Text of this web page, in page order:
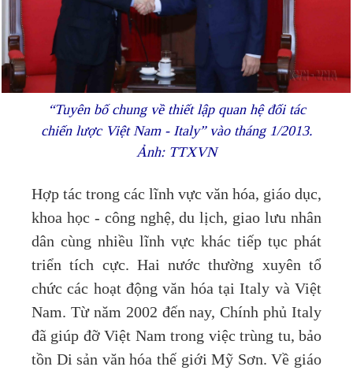
“Tuyên bố chung về thiết lập quan hệ đối tác
chiến lược Việt Nam - Italy” vào tháng 1/2013.
Ảnh: TTXVN
Hợp tác trong các lĩnh vực văn hóa, giáo dục,
khoa học - công nghệ, du lịch, giao lưu nhân
dân cùng nhiều lĩnh vực khác tiếp tục phát
triển tích cực. Hai nước thường xuyên tổ
chức các hoạt động văn hóa tại Italy và Việt
Nam. Từ năm 2002 đến nay, Chính phủ Italy
đã giúp đỡ Việt Nam trong việc trùng tu, bảo
tồn Di sản văn hóa thế giới Mỹ Sơn. Về giáo